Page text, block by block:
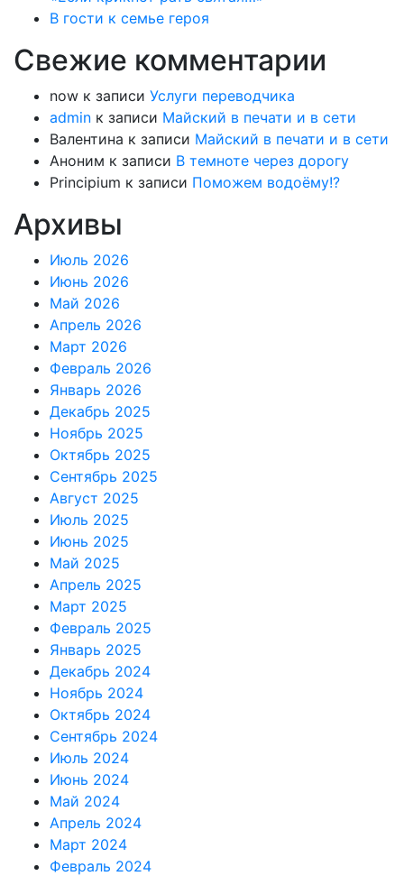
В гости к семье героя
Свежие комментарии
now к записи Услуги переводчика
admin к записи Майский в печати и в сети
Валентина к записи Майский в печати и в сети
Аноним к записи В темноте через дорогу
Principium к записи Поможем водоёму!?
Архивы
Июль 2026
Июнь 2026
Май 2026
Апрель 2026
Март 2026
Февраль 2026
Январь 2026
Декабрь 2025
Ноябрь 2025
Октябрь 2025
Сентябрь 2025
Август 2025
Июль 2025
Июнь 2025
Май 2025
Апрель 2025
Март 2025
Февраль 2025
Январь 2025
Декабрь 2024
Ноябрь 2024
Октябрь 2024
Сентябрь 2024
Июль 2024
Июнь 2024
Май 2024
Апрель 2024
Март 2024
Февраль 2024